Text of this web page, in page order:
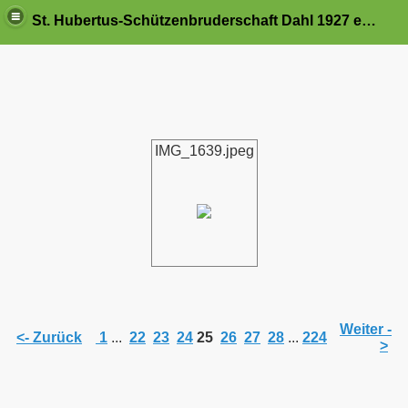
St. Hubertus-Schützenbruderschaft Dahl 1927 e.V.
IMG_1639.jpeg
<- Zurück 1 ... 22 23 24 25 26 27 28 ... 224
Weiter -
>